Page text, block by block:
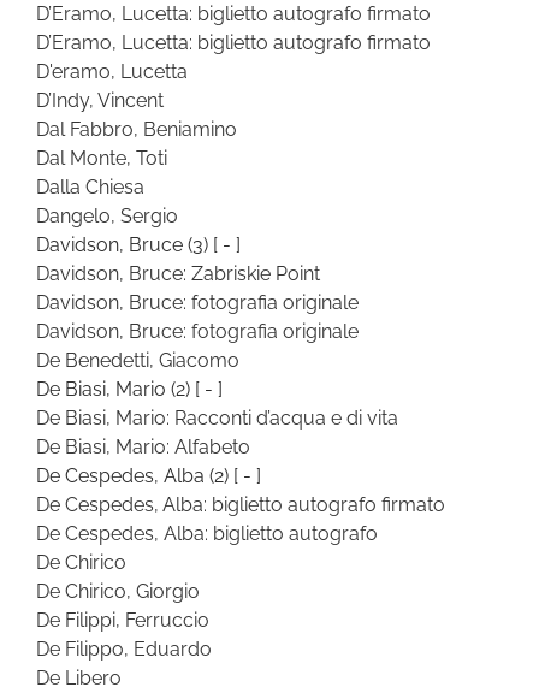
D’Eramo, Lucetta: biglietto autografo firmato
D’Eramo, Lucetta: biglietto autografo firmato
D'eramo, Lucetta
D’Indy, Vincent
Dal Fabbro, Beniamino
Dal Monte, Toti
Dalla Chiesa
Dangelo, Sergio
Davidson, Bruce (3) [ - ]
Davidson, Bruce: Zabriskie Point
Davidson, Bruce: fotografia originale
Davidson, Bruce: fotografia originale
De Benedetti, Giacomo
De Biasi, Mario (2) [ - ]
De Biasi, Mario: Racconti d’acqua e di vita
De Biasi, Mario: Alfabeto
De Cespedes, Alba (2) [ - ]
De Cespedes, Alba: biglietto autografo firmato
De Cespedes, Alba: biglietto autografo
De Chirico
De Chirico, Giorgio
De Filippi, Ferruccio
De Filippo, Eduardo
De Libero